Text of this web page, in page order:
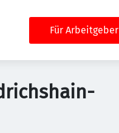
Für Arbeitgeber